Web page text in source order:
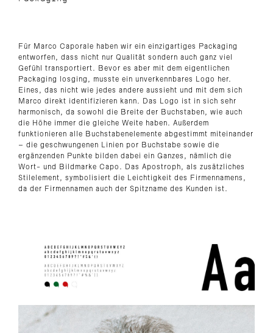
Für Marco Caporale haben wir ein einzigartiges Packaging
entworfen, dass nicht nur Qualität sondern auch ganz viel
Gefühl transportiert. Bevor es aber mit dem eigentlichen
Packaging losging, musste ein unverkennbares Logo her.
Eines, das nicht wie jedes andere aussieht und mit dem sich
Marco direkt identifizieren kann. Das Logo ist in sich sehr
harmonisch, da sowohl die Breite der Buchstaben, wie auch
die Höhe immer die gleiche Weite haben. Außerdem
funktionieren alle Buchstabenelemente abgestimmt miteinander
– die geschwungenen Linien por Buchstabe sowie die
ergänzenden Punkte bilden dabei ein Ganzes, nämlich die
Wort- und Bildmarke Capo. Das Apostroph, als zusätzliches
Stilelement, symbolisiert die Leichtigkeit des Firmennamens,
da der Firmennamen auch der Spitzname des Kunden ist.